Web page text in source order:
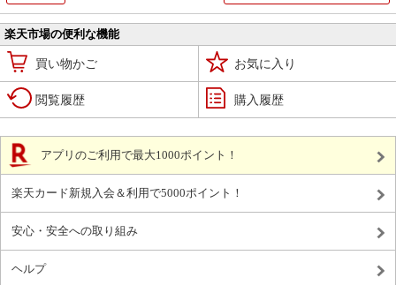
楽天市場の便利な機能
買い物かご お気に入り
閲覧履歴 購入履歴
アプリのご利用で最大1000ポイント！
楽天カード新規入会＆利用で5000ポイント！
安心・安全への取り組み
ヘルプ